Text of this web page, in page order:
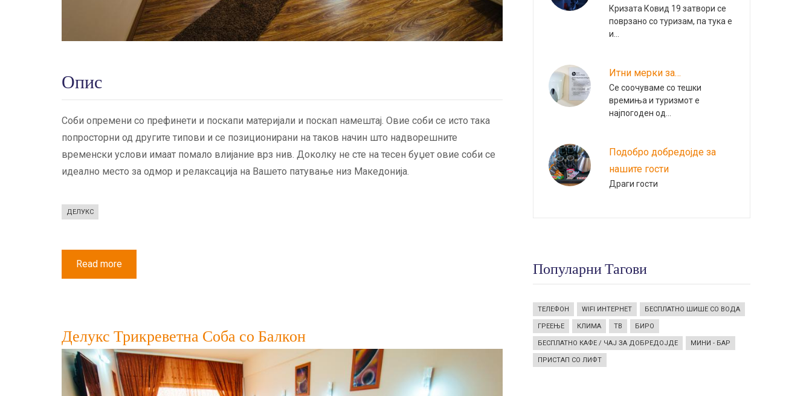
Опис
Соби опремени со префинети и поскапи материјали и поскап намештај. Овие соби се исто така
попросторни од другите типови и се позиционирани на таков начин што надворешните
временски услови имаат помало влијание врз нив. Доколку не сте на тесен буџет овие соби се
идеално место за одмор и релаксација на Вашето патување низ Македонија.
ДЕЛУКС
Read more
Делукс Трикреветна Соба со Балкон
Кризата Ковид 19 затвори се
поврзано со туризам, па тука е
и…
Итни мерки за…
Се соочуваме со тешки
времиња и туризмот е
најпогоден од…
Подобро добредојде за
нашите гости
Драги гости
Популарни Тагови
ТЕЛЕФОН WIFI ИНТЕРНЕТ БЕСПЛАТНО ШИШЕ СО ВОДА
ГРЕЕЊЕ КЛИМА ТВ БИРО
БЕСПЛАТНО КАФЕ / ЧАЈ ЗА ДОБРЕДОЈДЕ МИНИ - БАР
ПРИСТАП СО ЛИФТ